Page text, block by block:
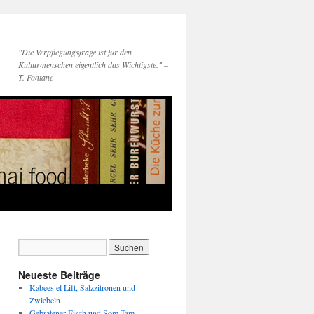
"Die Verpflegungsfrage ist für den
Kulturmenschen eigentlich das Wichtigste." –
T. Fontane
Neueste Beiträge
Kabees el Lift, Salzzitronen und
Zwiebeln